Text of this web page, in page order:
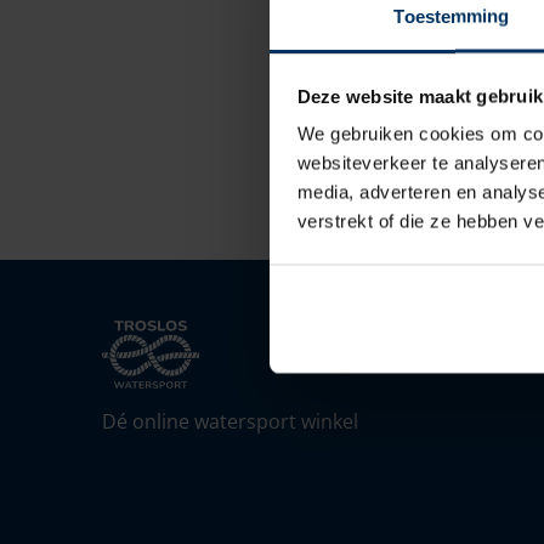
Toestemming
Deze website maakt
We gebruiken cookies om
websiteverkeer te
media, adverteren en
verstrekt of die ze hebben
Dé online watersport winkel